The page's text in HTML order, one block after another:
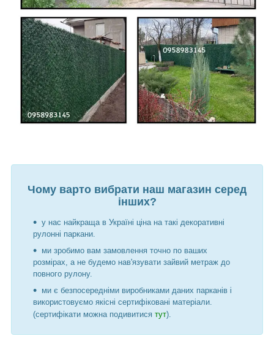
Чому варто вибрати наш магазин серед
інших?
у нас найкраща в Україні ціна на такі декоративні
рулонні паркани.
ми зробимо вам замовлення точно по ваших
розмірах, а не будемо нав'язувати зайвий метраж до
повного рулону.
ми є безпосередніми виробниками даних парканів і
використовуємо якісні сертифіковані матеріали.
(сертифікати можна подивитися тут).